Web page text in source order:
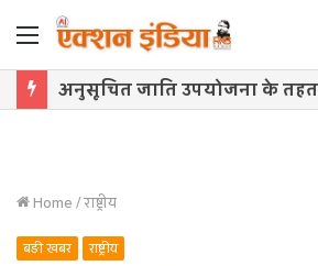
Menu
Home/राष्ट्रीय
बड़ी खबर राष्ट्रीय